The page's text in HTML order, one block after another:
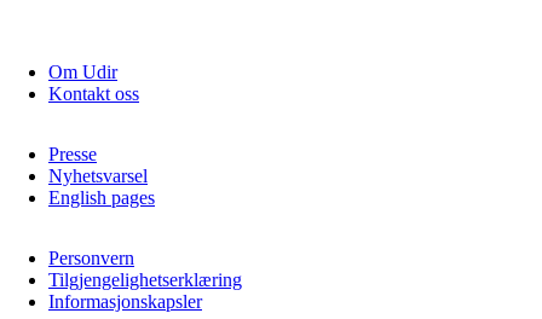
Om Udir
Kontakt oss
Presse
Nyhetsvarsel
English pages
Personvern
Tilgjengelighetserklæring
Informasjonskapsler